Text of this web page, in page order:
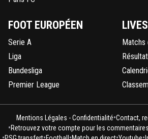
FOOT EUROPÉEN
Serie A
Liga
Bundesliga
Premier League
Mentions Légales - Confidentialité•Contact,
•Retrouvez votre compte pour les